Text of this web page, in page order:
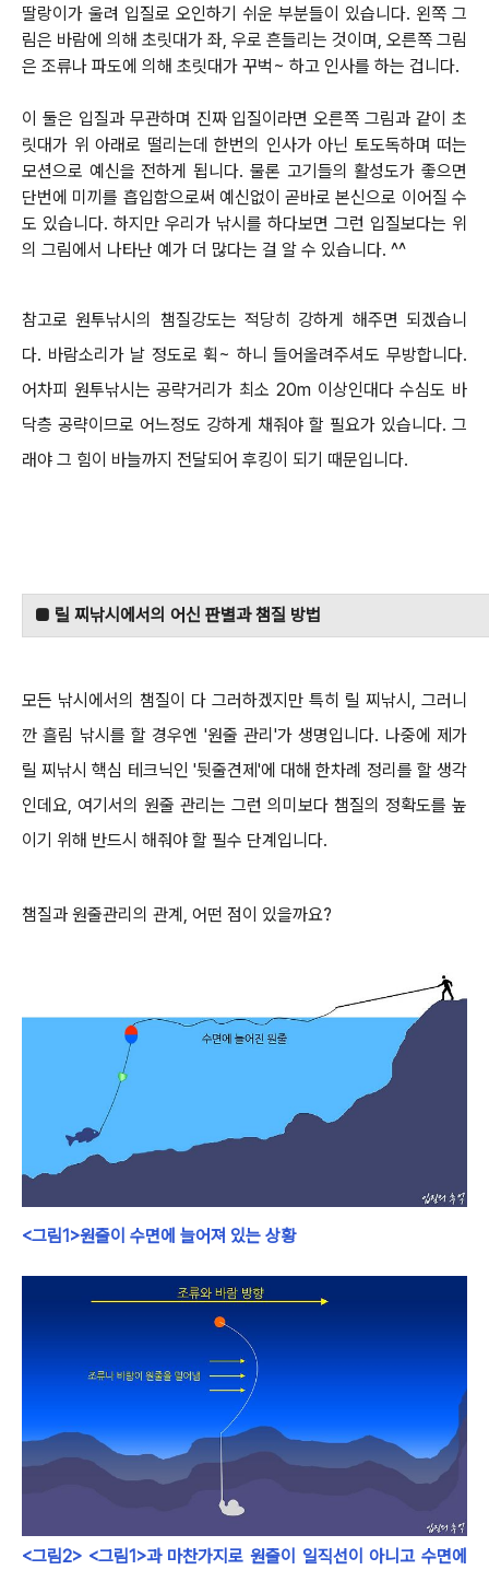
딸랑이가 울려 입질로 오인하기 쉬운 부분들이 있습니다. 왼쪽 그
림은 바람에 의해 초릿대가 좌, 우로 흔들리는 것이며, 오른쪽 그림
은 조류나 파도에 의해 초릿대가 꾸벅~ 하고 인사를 하는 겁니다.
이 둘은 입질과 무관하며 진짜 입질이라면 오른쪽 그림과 같이 초
릿대가 위 아래로 떨리는데 한번의 인사가 아닌 토도독하며 떠는
모션으로 예신을전하게 됩니다. 물론 고기들의 활성도가 좋으면
단번에 미끼를 흡입함으로써 예신없이 곧바로 본신으로 이어질 수
도 있습니다. 하지만 우리가 낚시를 하다보면 그런 입질보다는 위
의 그림에서 나타난 예가 더 많다는 걸 알 수 있습니다. ^^
참고로 원투낚시의 챔질강도는 적당히 강하게 해주면 되겠습니
다. 바람소리가 날 정도로 휙~ 하니 들어올려주셔도 무방합니다.
어차피 원투낚시는 공략거리가 최소 20m 이상인대다 수심도 바
닥층 공략이므로 어느정도 강하게 채줘야 할 필요가 있습니다. 그
래야 그 힘이 바늘까지 전달되어 후킹이 되기 때문입니다.
■ 릴 찌낚시에서의 어신 판별과 챔질 방법
모든 낚시에서의 챔질이 다 그러하겠지만 특히 릴 찌낚시, 그러니
깐 흘림 낚시를 할 경우엔 '원줄 관리'가 생명입니다. 나중에 제가
릴 찌낚시 핵심 테크닉인 '뒷줄견제'에 대해 한차례 정리를 할 생각
인데요, 여기서의 원줄 관리는 그런 의미보다 챔질의 정확도를 높
이기 위해 반드시 해줘야 할 필수 단계입니다.
챔질과 원줄관리의 관계, 어떤 점이 있을까요?
<그림1>원줄이 수면에 늘어져 있는 상황
<그림2> <그림1>과 마찬가지로 원줄이 일직선이 아니고 수면에